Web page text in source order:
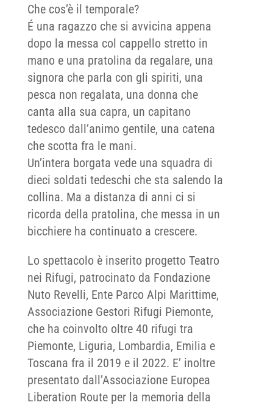
Che cos’è il temporale?
É una ragazzo che si avvicina appena
dopo la messa col cappello stretto in
mano e una pratolina da regalare, una
signora che parla con gli spiriti, una
pesca non regalata, una donna che
canta alla sua capra, un capitano
tedesco dall’animo gentile, una catena
che scotta fra le mani.
Un’intera borgata vede una squadra di
dieci soldati tedeschi che sta salendo la
collina. Ma a distanza di anni ci si
ricorda della pratolina, che messa in un
bicchiere ha continuato a crescere.
Lo spettacolo è inserito progetto Teatro
nei Rifugi, patrocinato da Fondazione
Nuto Revelli, Ente Parco Alpi Marittime,
Associazione Gestori Rifugi Piemonte,
che ha coinvolto oltre 40 rifugi tra
Piemonte, Liguria, Lombardia, Emilia e
Toscana fra il 2019 e il 2022. E’ inoltre
presentato dall’Associazione Europea
Liberation Route per la memoria della